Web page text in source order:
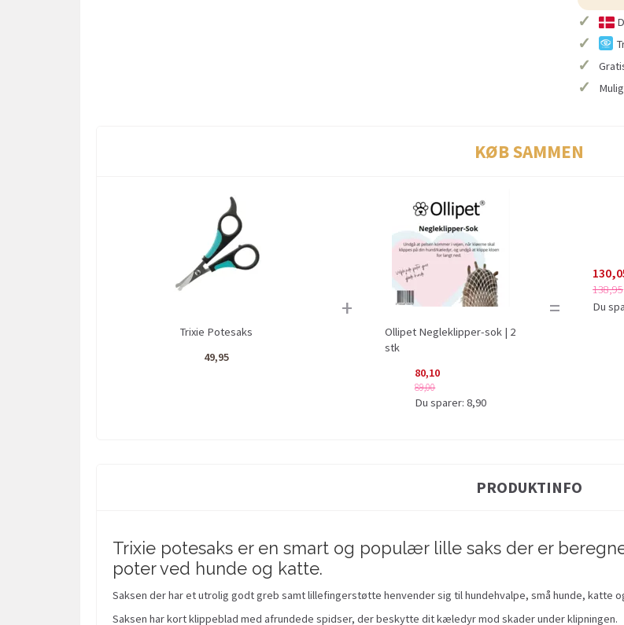
✓
✓
✓
✓
KØB SAMMEN
Trixie Potesaks
49,95
+
Ollipet Negleklipper-sok | 2
stk
80,10
89,00
Du sparer:8,90
=
138,95
Du
PRODUKTINFO
Trixie potesaks er en smart og populær lille saks der er
poter ved hunde og katte.
Saksen der har et utrolig godt greb samt lillefingerstøtte henvender sig til hundehvalpe, små hunde, katte
Saksen har kort klippeblad med afrundede spidser, der beskytte dit kæledyr mod skader under klipningen.